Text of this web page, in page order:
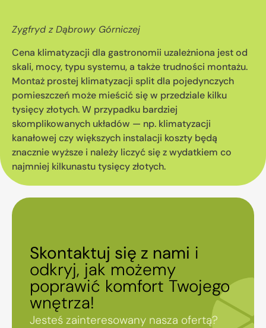
Zygfryd z Dąbrowy Górniczej
Cena klimatyzacji dla gastronomii uzależniona jest od
skali, mocy, typu systemu, a także trudności montażu.
Montaż prostej klimatyzacji split dla pojedynczych
pomieszczeń może mieścić się w przedziale kilku
tysięcy złotych. W przypadku bardziej
skomplikowanych układów — np. klimatyzacji
kanałowej czy większych instalacji koszty będą
znacznie wyższe i należy liczyć się z wydatkiem co
najmniej kilkunastu tysięcy złotych.
Skontaktuj się z nami i
odkryj, jak możemy
poprawić komfort Twojego
wnętrza!
Jesteś zainteresowany nasza ofertą?